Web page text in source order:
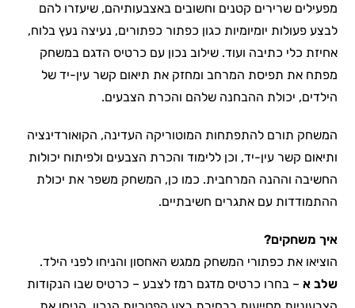
מפעילים שרירים קטנים וחשובים באצבעותיהם, שיעזרו להם
לבצע פעולות יומיומיות כגון כפתור כפתורים, נעיצה נעץ בלוח,
אחיזת כלי כתיבה ועוד. שילוב נכון עם כרטיס הדגם במשחק
מפתח את תפיסת המרחב ומחזק את תיאום קשר עין-יד של
הילדים, יכולת ההבחנה שלהם והכרת הצבעים.
המשחק תורם להתפתחות המוטוריקה העדינה, הקואורדינציה
ותיאום קשר עין-יד, וכן ללימוד והכרת הצבעים ולפיתוח יכולות
החשיבה וההנה המרחבית. כמו כן, המשחק משפר את יכולת
ההתמודדות עם אתגרים חשיבתיים.
איך משחקים?
הוציאו את כפתורי המשחק ממגש האחסון והניחו לפני הילד.
שלב א – בחרו כרטיס מדגם רמז לצבע – כרטיס שבו הנקודות